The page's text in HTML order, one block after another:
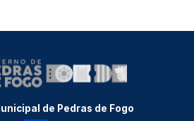
de Pedras de Fogo